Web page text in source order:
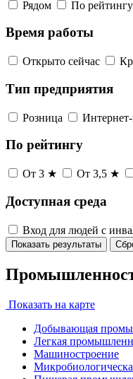
Рядом По рейтингу
Время работы
Открыто сейчас
Тип предприятия
Розница
По рейтингу
От 3 ★ От 3,5 ★
Доступная среда
Вход для людей с
Показать результаты
Показать на карте
Добывающая
Легкая
Машиностроение